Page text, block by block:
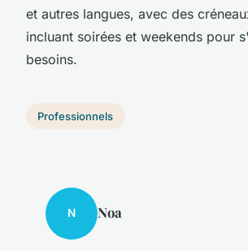
et autres langues, avec des
incluant soirées et weekends pour
besoins.
Professionnels
N Noa